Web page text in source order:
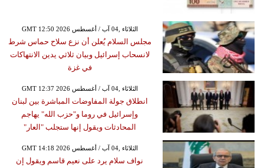
GMT 12:50 2026 الثلاثاء ,04 آب / أغسطس
مجلس السلام يُعلن أن نزع سلاح حماس شرط
لانسحاب إسرائيل وبيان ثلاثي يدين الانتهاكات
في غزة
GMT 12:37 2026 الثلاثاء ,04 آب / أغسطس
انطلاق جولة المفاوضات المباشرة بين لبنان
وإسرائيل في روما و"حزب الله" يهاجم
المحادثات ويقول إنها ستجلب "العار"
GMT 14:18 2026 الثلاثاء ,04 آب / أغسطس
نواف سلام يرد على نعيم قاسم ويقول إن